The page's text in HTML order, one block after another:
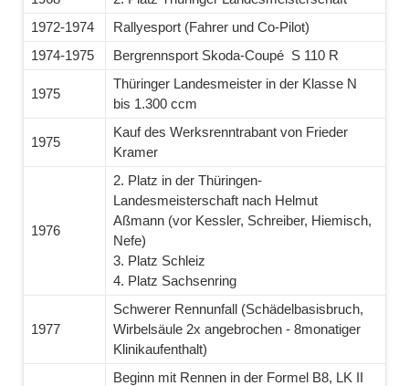
1972-1974
Rallyesport (Fahrer und Co-Pilot)
1974-1975
Bergrennsport Skoda-Coupé S 110 R
1975
Thüringer Landesmeister in der Klasse N
bis 1.300 ccm
1975
Kauf des Werksrenntrabant von Frieder
Kramer
1976
2. Platz in der Thüringen-
Landesmeisterschaft nach Helmut
Aßmann (vor Kessler, Schreiber, Hiemisch,
Nefe)
3. Platz Schleiz
4. Platz Sachsenring
1977
Schwerer Rennunfall (Schädelbasisbruch,
Wirbelsäule 2x angebrochen - 8monatiger
Klinikaufenthalt)
Beginn mit Rennen in der Formel B8, LK II